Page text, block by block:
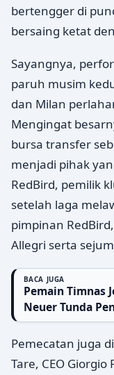
bertengger di
bersaing ketat
Sayangnya,
paruh musim
dan Milan
Mengingat
bursa transfer
menjadi pihak
RedBird, pemilik
setelah laga
pimpinan
Allegri serta
BACA JUGA
Pemain Timnas
Neuer Tunda
Pemecatan juga
Tare, CEO